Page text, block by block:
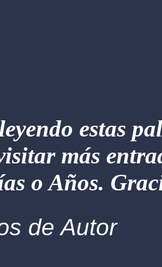
estas
más
o Años.
de Autor